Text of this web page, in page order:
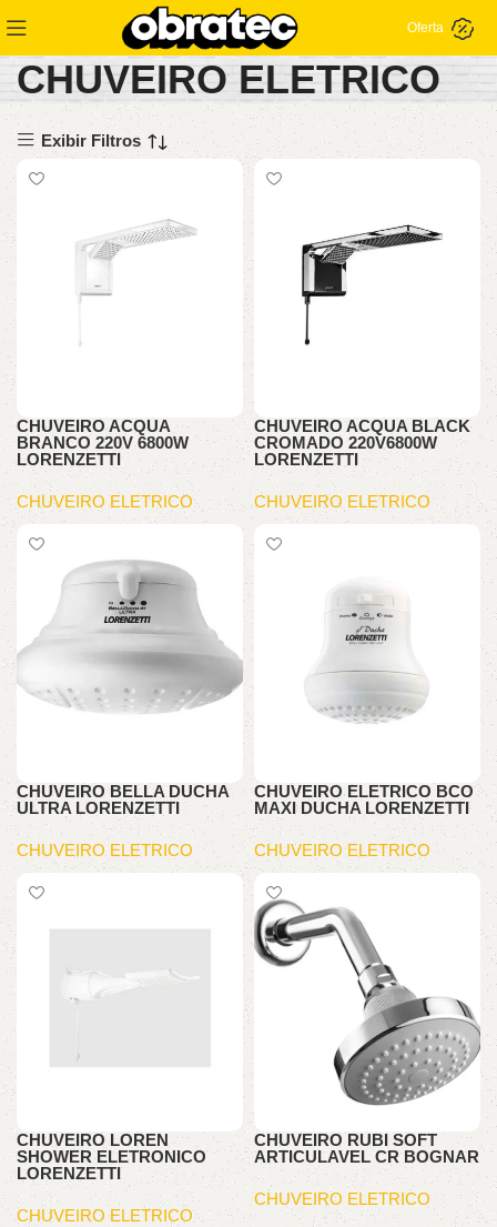
Oferta
CHUVEIRO ELETRICO
Exibir Filtros
CHUVEIRO ACQUA
BRANCO 220V 6800W
LORENZETTI
CHUVEIRO ELETRICO
CHUVEIRO ACQUA BLACK
CROMADO 220V6800W
LORENZETTI
CHUVEIRO ELETRICO
CHUVEIRO BELLA DUCHA
ULTRA LORENZETTI
CHUVEIRO ELETRICO
CHUVEIRO ELETRICO BCO
MAXI DUCHA LORENZETTI
CHUVEIRO ELETRICO
CHUVEIRO LOREN
SHOWER ELETRONICO
LORENZETTI
CHUVEIRO ELETRICO
CHUVEIRO RUBI SOFT
ARTICULAVEL CR BOGNAR
CHUVEIRO ELETRICO